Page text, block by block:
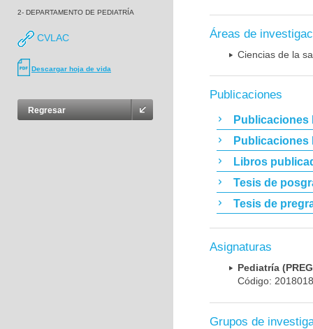
2- DEPARTAMENTO DE PEDIATRÍA
CVLAC
Descargar hoja de vida
Regresar
Áreas de
Ciencias de la
Publicaciones
Publicaciones
Publicaciones
Libros
Tesis de
Tesis de
Asignaturas
Pediatría
Código:
Grupos de